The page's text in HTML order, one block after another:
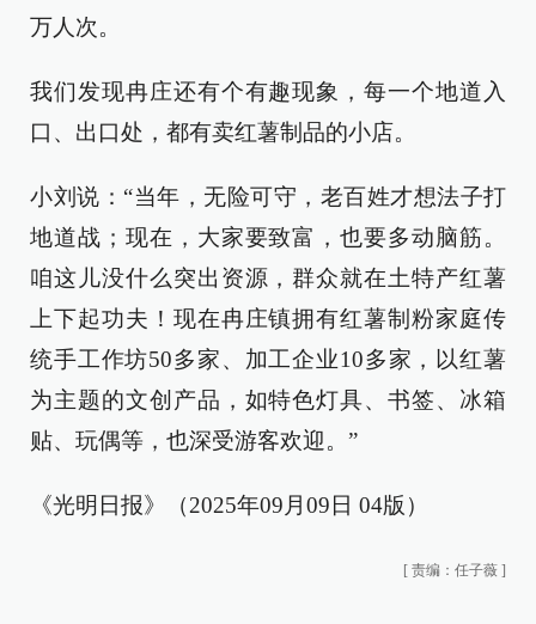
万人次。
我们发现冉庄还有个有趣现象，每一个地道入
口、出口处，都有卖红薯制品的小店。
小刘说：“当年，无险可守，老百姓才想法子打
地道战；现在，大家要致富，也要多动脑筋。
咱这儿没什么突出资源，群众就在土特产红薯
上下起功夫！现在冉庄镇拥有红薯制粉家庭传
统手工作坊50多家、加工企业10多家，以红薯
为主题的文创产品，如特色灯具、书签、冰箱
贴、玩偶等，也深受游客欢迎。”
《光明日报》（2025年09月09日 04版）
[ 责编：任子薇 ]